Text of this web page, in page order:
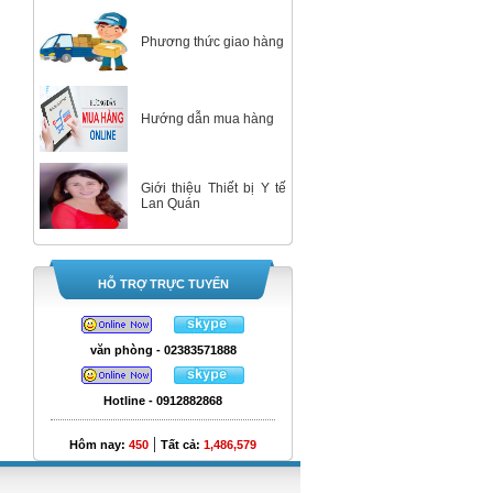
Phương thức giao hàng
Hướng dẫn mua hàng
Giới thiệu Thiết bị Y tế
Lan Quán
HỖ TRỢ TRỰC TUYẾN
văn phòng - 02383571888
Hotline - 0912882868
Hôm nay: 450 | Tất cả: 1,486,579